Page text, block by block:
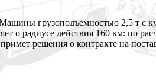
грузоподъемностью 2,5 т с
о радиусе действия 160 км: по
решения о контракте на